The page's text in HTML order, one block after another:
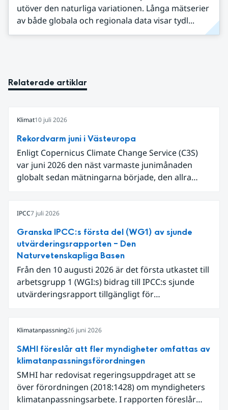
utöver den naturliga variationen. Långa mätserier
av både globala och regionala data visar tydl...
Relaterade artiklar
Klimat10 juli 2026
Rekordvarm juni i Västeuropa
Enligt Copernicus Climate Change Service (C3S)
var juni 2026 den näst varmaste junimånaden
globalt sedan mätningarna började, den allra
begränsar oss till Västeuropa var det den allra
varmaste juni. Detta betingades till stor del av en
extrem hetta i slutet av månaden. Världshavens
ytvattentemperaturer var den högsta som
uppmätts för en juni månad, vilket ligger i fas med
en framväxande El Niño i Stilla havet.
IPCC7 juli 2026
Granska IPCC:s första del (WG1) av sjunde
utvärderingsrapporten – Den
Naturvetenskapliga Basen
Från den 10 augusti 2026 är det första utkastet till
arbetsgrupp 1 (WGI:s) bidrag till IPCC:s sjunde
utvärderingsrapport tillgängligt för
Klimatanpassning26 juni 2026
SMHI föreslår att fler myndigheter omfattas av
klimatanpassningsförordningen
SMHI har redovisat regeringsuppdraget att se
över förordningen (2018:1428) om myndigheters
klimatanpassningsarbete. I rapporten föreslår